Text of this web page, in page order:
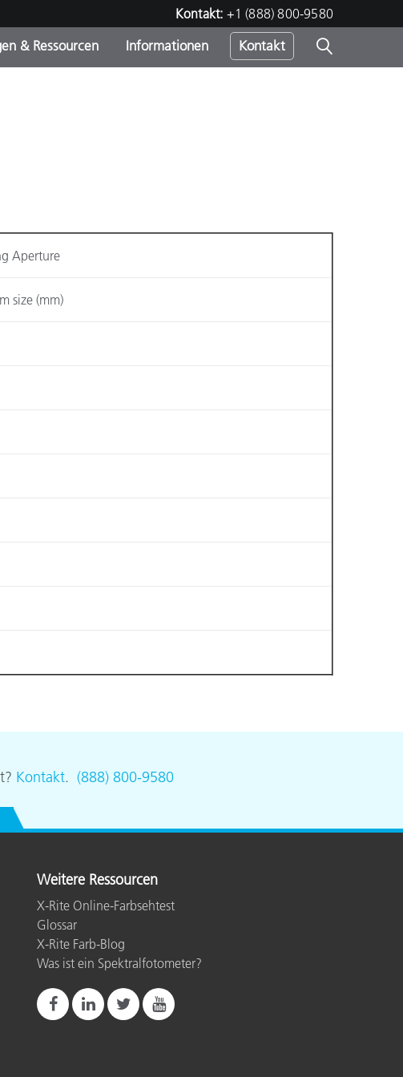
Kontakt: +1 (888) 800-9580
& Ressourcen Informationen Kontakt
Aperture
size (mm)
Kontakt. (888) 800-9580
Weitere Ressourcen
X-Rite Online-Farbsehtest
Glossar
X-Rite Farb-Blog
Was ist ein Spektralfotometer?